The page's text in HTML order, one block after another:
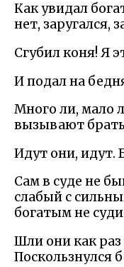
Как увидал
нет, заругался,
Сгубил коня! Я
И подал на
Много ли, мало
вызывают
Идут они, идут.
Сам в суде не
слабый с
богатым не
Шли они как
Поскользнулся